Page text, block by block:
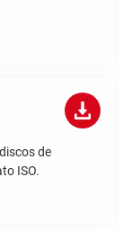
de
ISO.